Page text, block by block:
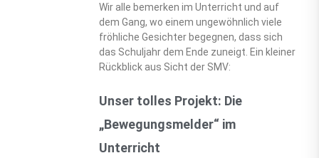
Wir alle bemerken im Unterricht und auf
dem Gang, wo einem ungewöhnlich viele
fröhliche Gesichter begegnen, dass sich
das Schuljahr dem Ende zuneigt. Ein kleiner
Rückblick aus Sicht der SMV:
Unser tolles Projekt: Die
„Bewegungsmelder“ im
Unterricht